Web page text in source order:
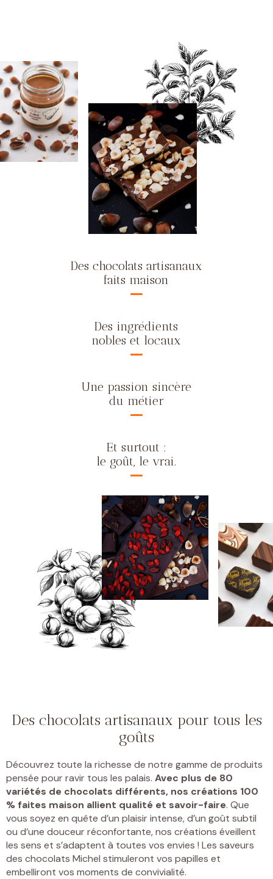
Des chocolats artisanaux
faits maison
Des ingrédients
nobles et locaux
Une passion sincère
du métier
Et surtout :
le goût, le vrai.
Des chocolats artisanaux pour tous les
goûts
Découvrez toute la richesse de notre gamme de produits
pensée pour ravir tous les palais. Avec plus de 80
variétés de chocolats différents, nos créations 100
% faites maison allient qualité et savoir-faire. Que
vous soyez en quête d’un plaisir intense, d’un goût subtil
ou d’une douceur réconfortante, nos créations éveillent
les sens et s’adaptent à toutes vos envies ! Les saveurs
des chocolats Michel stimuleront vos papilles et
embelliront vos moments de convivialité.